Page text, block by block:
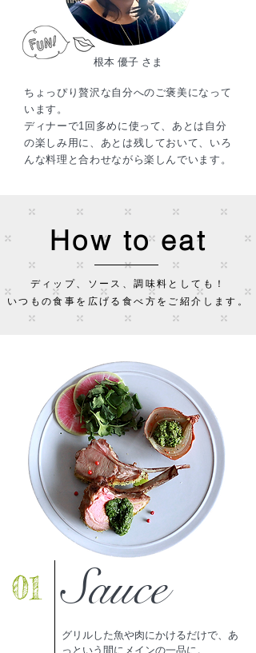
根本 優子 さま
ちょっぴり贅沢な自分へのご褒美になって
います。
ディナーで1回多めに使って、あとは自分
の楽しみ用に、あとは残しておいて、いろ
んな料理と合わせながら楽しんでいます。
How to eat
ディップ、ソース、調味料としても！
いつもの食事を広げる食べ方をご紹介します。
01 Sauce
グリルした魚や肉にかけるだけで、あ
っという間にメインの一品に。